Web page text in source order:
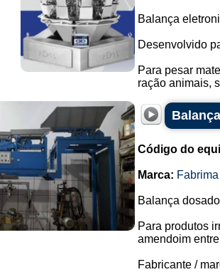
Balança
Desenvolvido
Para pesar
ração animais,
Código do
Marca: Fabrima
Balança
Para produtos
amendoim
Fabricante /